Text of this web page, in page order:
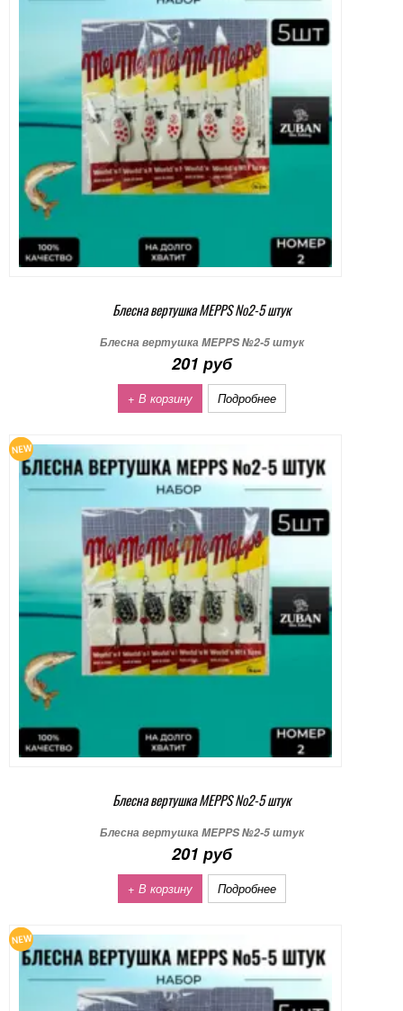
Блесна вертушка MEPPS №2-5 штук
Блесна вертушка MEPPS №2-5 штук
201 руб
+ В корзину Подробнее
Блесна вертушка MEPPS №2-5 штук
Блесна вертушка MEPPS №2-5 штук
201 руб
+ В корзину Подробнее